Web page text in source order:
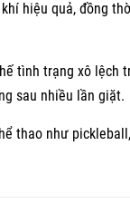
hiệu quả, đồng
tình trạng xô
sau nhiều lần giặt.
thao như